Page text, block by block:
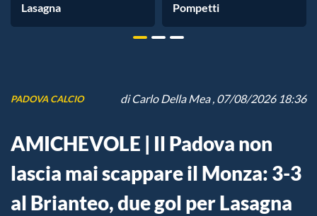
Lasagna
Pompetti
PADOVA CALCIO diCarlo Della Mea, 07/08/2026 18:36
AMICHEVOLE | Il Padova non
lascia mai scappare il Monza: 3-3
al Brianteo, due gol per Lasagna